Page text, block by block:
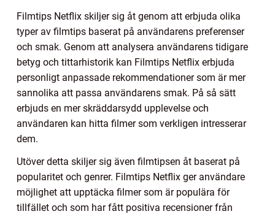
Filmtips Netflix skiljer sig åt genom att erbjuda olika
typer av filmtips baserat på användarens preferenser
och smak. Genom att analysera användarens tidigare
betyg och tittarhistorik kan Filmtips Netflix erbjuda
personligt anpassade rekommendationer som är mer
sannolika att passa användarens smak. På så sätt
erbjuds en mer skräddarsydd upplevelse och
användaren kan hitta filmer som verkligen intresserar
dem.
Utöver detta skiljer sig även filmtipsen åt baserat på
popularitet och genrer. Filmtips Netflix ger användare
möjlighet att upptäcka filmer som är populära för
tillfället och som har fått positiva recensioner från